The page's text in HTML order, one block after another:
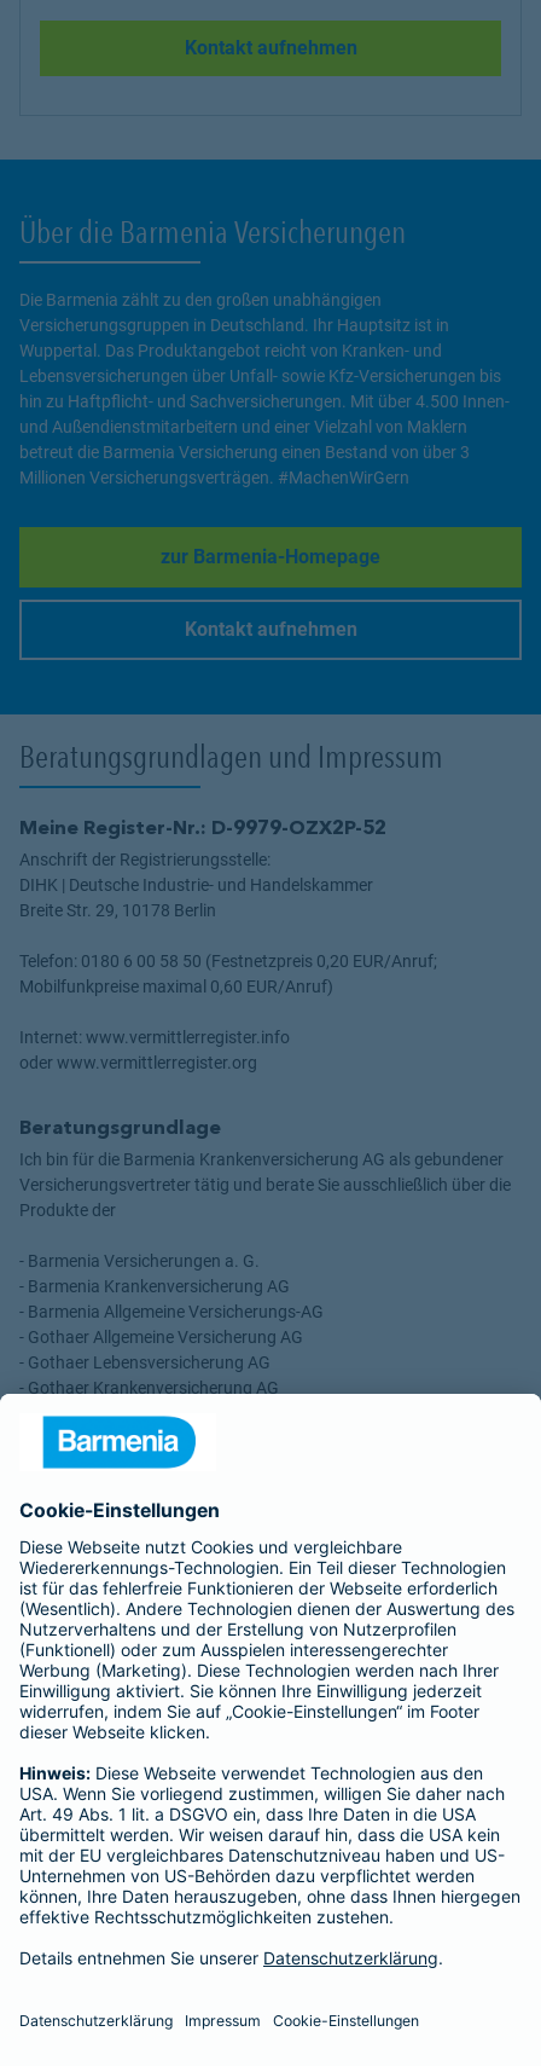
Kontakt aufnehmen
Über die Barmenia Versicherungen
Die Barmenia zählt zu den großen unabhängigen
Versicherungsgruppen in Deutschland. Ihr Hauptsitz ist in
Wuppertal. Das Produktangebot reicht von Kranken- und
Lebensversicherungen über Unfall- sowie Kfz-Versicherungen bis
hin zu Haftpflicht- und Sachversicherungen. Mit über 4.500 Innen-
und Außendienstmitarbeitern und einer Vielzahl von Maklern
betreut die Barmenia Versicherung einen Bestand von über 3
Millionen Versicherungsverträgen. #MachenWirGern
zur Barmenia-Homepage
Link Opens in New Tab
Kontakt aufnehmen
Beratungsgrundlagen und Impressum
Meine Register-Nr.: D-9979-OZX2P-52
Anschrift der Registrierungsstelle:
DIHK | Deutsche Industrie- und Handelskammer
Breite Str. 29, 10178 Berlin
Telefon: 0180 6 00 58 50 (Festnetzpreis 0,20 EUR/Anruf;
Mobilfunkpreise maximal 0,60 EUR/Anruf)
Internet: www.vermittlerregister.info
oder www.vermittlerregister.org
Beratungsgrundlage
Ich bin für die Barmenia Krankenversicherung AG als gebundener
Versicherungsvertreter tätig und berate Sie ausschließlich über die
Produkte der
- Barmenia Versicherungen a. G.
- Barmenia Krankenversicherung AG
- Barmenia Allgemeine Versicherungs-AG
- Gothaer Allgemeine Versicherung AG
- Gothaer Lebensversicherung AG
- Gothaer Krankenversicherung AG
- ROLAND Rechtsschutz-Versicherungs-AG
- ROLAND Schutzbrief-Versicherung AG
Vergütungen, die in der zu entrichtenden Versicherungsprämie
enthalten sind.
Schlichtungsstellen
Für Lebens- und Sachversicherungen:
Verein Versicherungsombudsmann eV,
Postfach 080632, 10006 Berlin
Für private Krankenversicherungen:
Ombudsmann für private Kranken- / Pflege-Versicherungen,
Postfach 060222, 10052 Berlin
Impressum
Barmenia Versicherung - Dilara Korur
Hindenburgstr. 10
Tel. 01590 1466459